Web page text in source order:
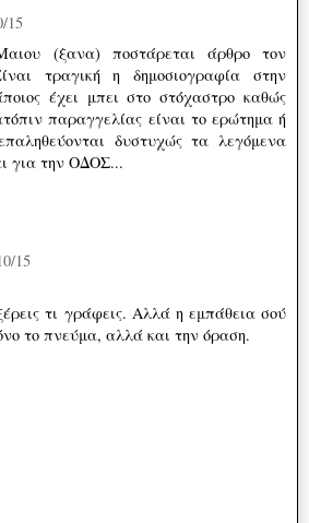
15
(ξανα) ποστάρεται άρθρο τον
τραγική η δημοσιογραφία στην
έχει μπει στο στόχαστρο καθώς
παραγγελίας είναι το ερώτημα ή
δυστυχώς τα λεγόμενα
για την ΟΔΟΣ...
15
τι γράφεις. Αλλά η εμπάθεια σού
το πνεύμα, αλλά και την όραση.